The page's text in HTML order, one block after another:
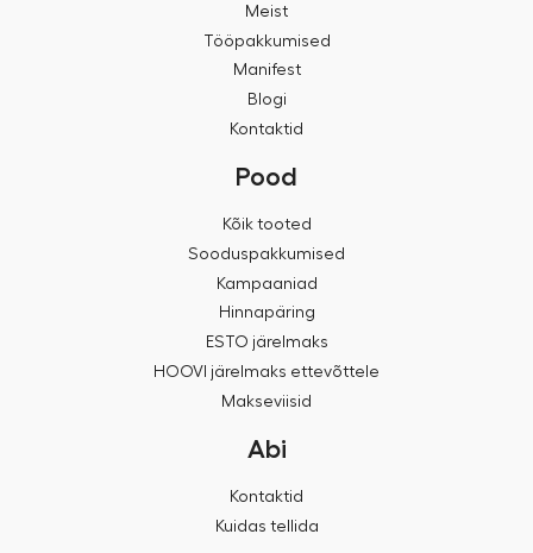
Meist
Tööpakkumised
Manifest
Blogi
Kontaktid
Pood
Kõik tooted
Sooduspakkumised
Kampaaniad
Hinnapäring
ESTO järelmaks
HOOVI järelmaks ettevõttele
Makseviisid
Abi
Kontaktid
Kuidas tellida